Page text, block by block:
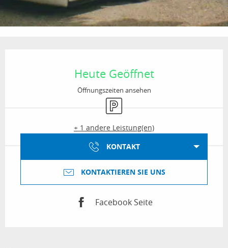
Heute Geöffnet
Öffnungszeiten ansehen
Parkplatz
+ 1 andere Leistung(en)
KONTAKT
KONTAKTIEREN SIE UNS
Facebook Seite